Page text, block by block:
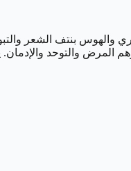
بنتف الشعر
المرض والتوحد